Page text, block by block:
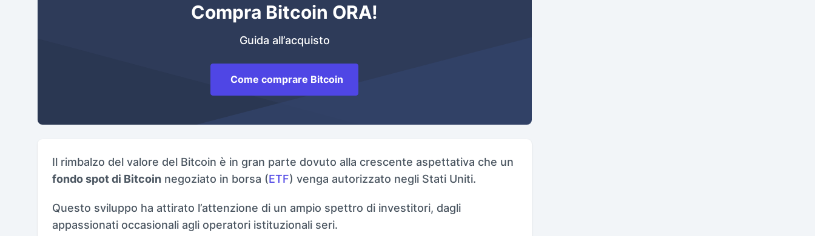
Compra Bitcoin ORA!
Guida all’acquisto
Come comprare Bitcoin
Il rimbalzo del valore del Bitcoin è in gran parte dovuto alla crescente aspettativa che un
fondo spot di Bitcoin negoziato in borsa (ETF) venga autorizzato negli Stati Uniti.
Questo sviluppo ha attirato l’attenzione di un ampio spettro di investitori, dagli
appassionati occasionali agli operatori istituzionali seri.